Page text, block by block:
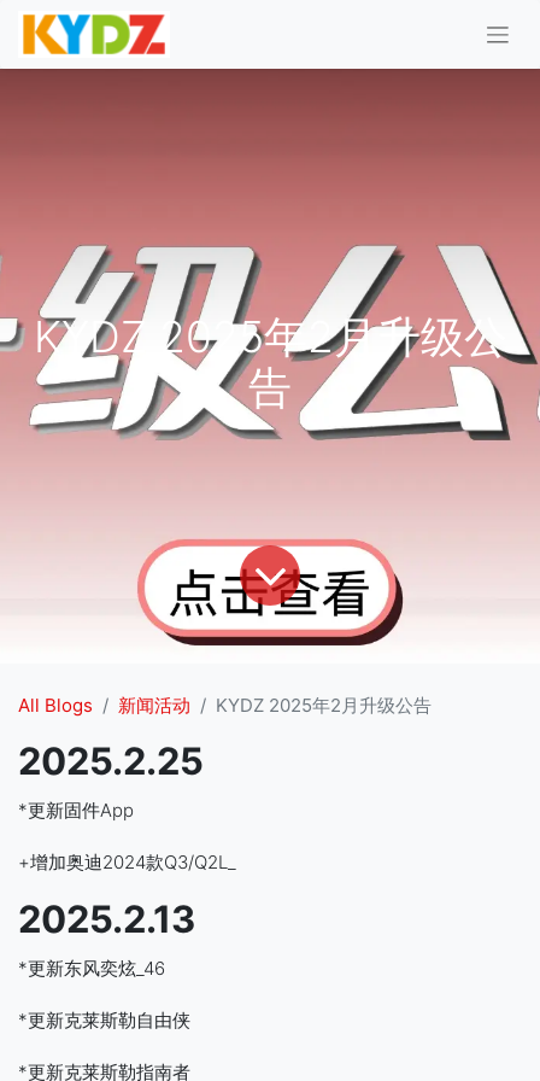
KYDZ 2025年2月升级公
告
All Blogs 新闻活动 KYDZ 2025年2月升级公告
2025.2.25
*更新固件App
+增加奥迪2024款Q3/Q2L_
2025.2.13
*更新东风奕炫_46
*更新克莱斯勒自由侠
*更新克莱斯勒指南者